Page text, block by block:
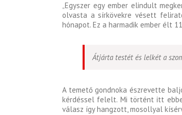
„Egyszer egy ember elindult
olvasta a sírkövekre vésett
hónapot. Ez a harmadik ember élt
Átjárta testét és lelkét a
A temető gondnoka észrevette
kérdéssel felelt. Mi történt itt
válasz így hangzott, mosollyal